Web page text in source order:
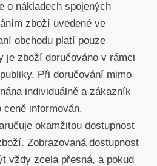
o nákladech spojených
zboží uvedené ve
obchodu platí pouze
je zboží doručováno v rámci
Při doručování mimo
individuálně a zákazník
ceně informován.
okamžitou dostupnost
Zobrazovaná dostupnost
vždy zcela přesná, a pokud